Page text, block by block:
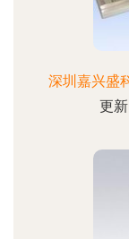
深圳嘉兴盛
更